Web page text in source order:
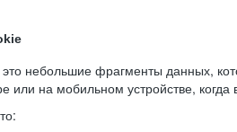
небольшие фрагменты данных,
или на мобильном устройстве,